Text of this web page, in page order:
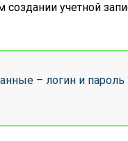
учетной
– логин и пароль